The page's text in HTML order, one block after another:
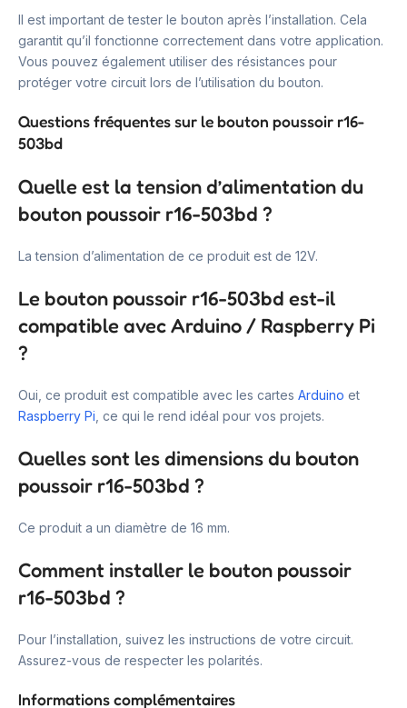
Il est important de tester le bouton après l’installation. Cela
garantit qu’il fonctionne correctement dans votre application.
Vous pouvez également utiliser des résistances pour
protéger votre circuit lors de l’utilisation du bouton.
Questions fréquentes sur le bouton poussoir r16-
503bd
Quelle est la tension d’alimentation du
bouton poussoir r16-503bd ?
La tension d’alimentation de ce produit est de 12V.
Le bouton poussoir r16-503bd est-il
compatible avec Arduino / Raspberry Pi
?
Oui, ce produit est compatible avec les cartes Arduino et
Raspberry Pi , ce qui le rend idéal pour vos projets.
Quelles sont les dimensions du bouton
poussoir r16-503bd ?
Ce produit a un diamètre de 16 mm.
Comment installer le bouton poussoir
r16-503bd ?
Pour l’installation, suivez les instructions de votre circuit.
Assurez-vous de respecter les polarités.
Informations complémentaires